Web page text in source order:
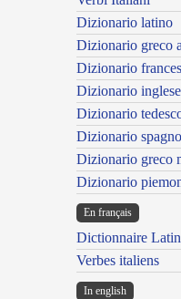
Dizionario latino
Dizionario greco
Dizionario
Dizionario inglese
Dizionario
Dizionario
Dizionario greco
Dizionario
En français
Dictionnaire Latin
Verbes italiens
In english